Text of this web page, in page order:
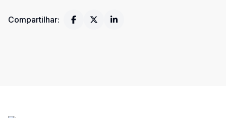
Compartilhar: